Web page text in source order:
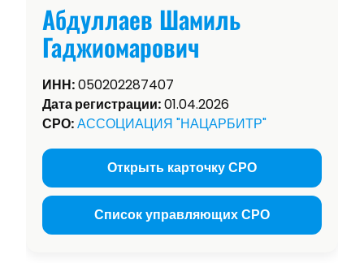
Абдуллаев Шамиль
Гаджиомарович
ИНН:050202287407
Дата регистрации:01.04.2026
СРО:АССОЦИАЦИЯ "НАЦАРБИТР"
Открыть карточку СРО
Список управляющих СРО